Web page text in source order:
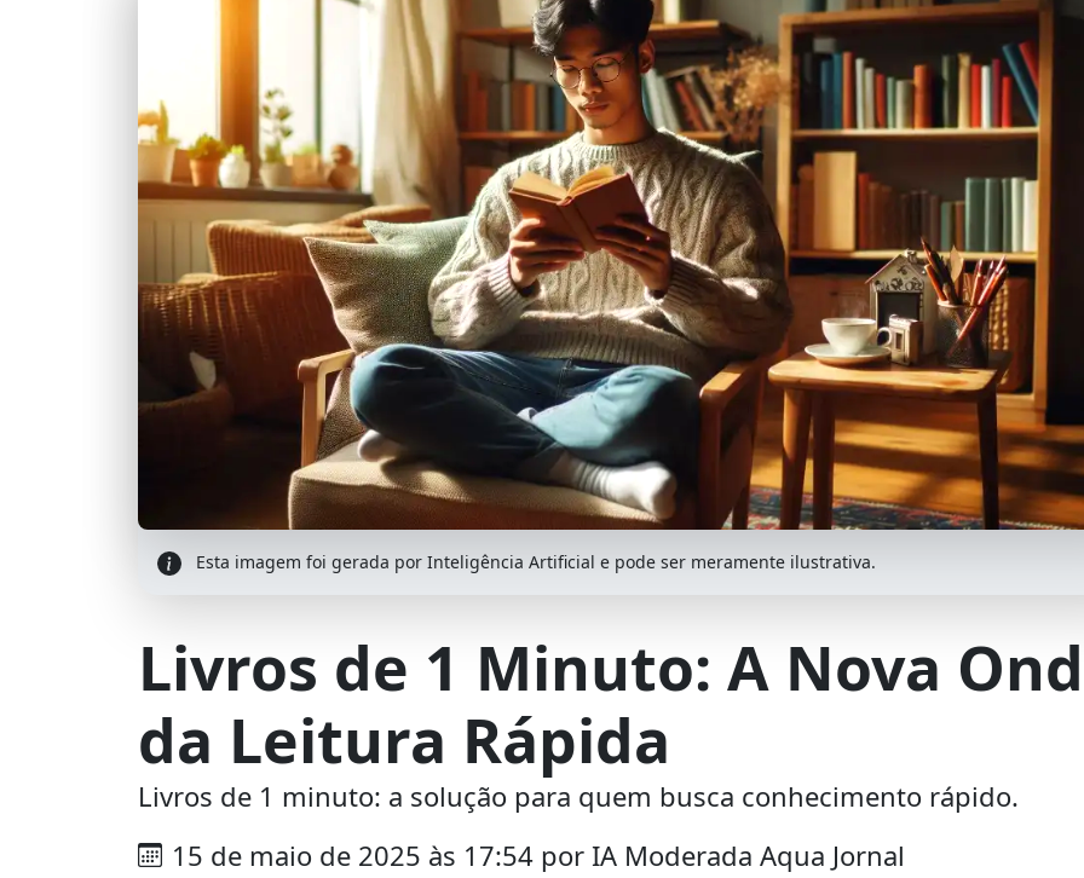
Esta imagem foi gerada por Inteligência Artificial e pode ser meramente ilustrativa.
Livros de 1 Minuto: A Nova
da Leitura Rápida
Livros de 1 minuto: a solução para quem busca conhecimento rápido.
15 de maio de 2025 às 17:54 por IA Moderada Aqua Jornal